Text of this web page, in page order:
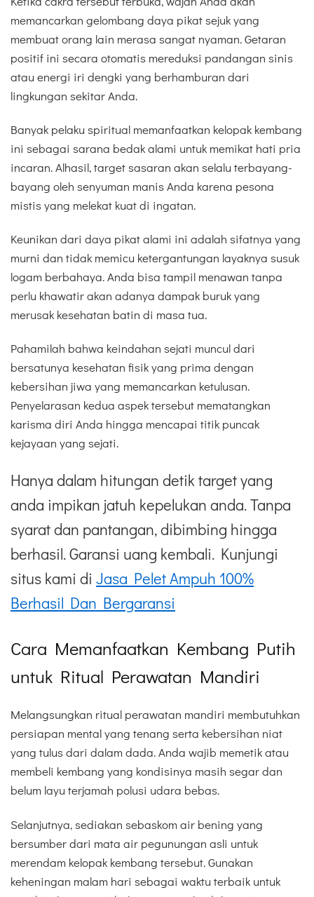
memancarkan gelombang daya pikat sejuk yang
membuat orang lain merasa sangat nyaman. Getaran
positif ini secara otomatis mereduksi pandangan sinis
atau energi iri dengki yang berhamburan dari
lingkungan sekitar Anda.
Banyak pelaku spiritual memanfaatkan kelopak kembang
ini sebagai sarana bedak alami untuk memikat hati pria
incaran. Alhasil, target sasaran akan selalu terbayang-
bayang oleh senyuman manis Anda karena pesona
mistis yang melekat kuat di ingatan.
Keunikan dari daya pikat alami ini adalah sifatnya yang
murni dan tidak memicu ketergantungan layaknya susuk
logam berbahaya. Anda bisa tampil menawan tanpa
perlu khawatir akan adanya dampak buruk yang
merusak kesehatan batin di masa tua.
Pahamilah bahwa keindahan sejati muncul dari
bersatunya kesehatan fisik yang prima dengan
kebersihan jiwa yang memancarkan ketulusan.
Penyelarasan kedua aspek tersebut mematangkan
karisma diri Anda hingga mencapai titik puncak
kejayaan yang sejati.
Hanya dalam hitungan detik target yang
anda impikan jatuh kepelukan anda. Tanpa
syarat dan pantangan, dibimbing hingga
berhasil. Garansi uang kembali. Kunjungi
situs kami di Jasa Pelet Ampuh 100%
Berhasil Dan Bergaransi
Cara Memanfaatkan Kembang Putih
untuk Ritual Perawatan Mandiri
Melangsungkan ritual perawatan mandiri membutuhkan
persiapan mental yang tenang serta kebersihan niat
yang tulus dari dalam dada. Anda wajib memetik atau
membeli kembang yang kondisinya masih segar dan
belum layu terjamah polusi udara bebas.
Selanjutnya, sediakan sebaskom air bening yang
bersumber dari mata air pegunungan asli untuk
merendam kelopak kembang tersebut. Gunakan
keheningan malam hari sebagai waktu terbaik untuk